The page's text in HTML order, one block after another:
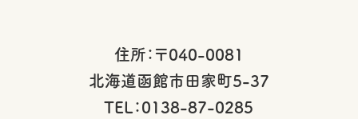
住所：〒040-0081
北海道函館市田家町5-37
TEL：0138-87-0285